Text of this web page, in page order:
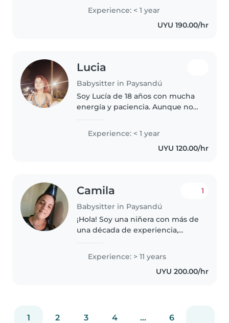
primer año de maestra de
primeria infancia. tengo 20 años
y vivo en Paysandú en una
Experience: < 1 year
UYU 190.00/hr
Lucia
Babysitter in Paysandú
Soy Lucía de 18 años con mucha
energía y paciencia. Aunque no
encanta trabajar con niños, estoy
estudiando para maestra de
primera infancia (MPI) en el..
Experience: < 1 year
UYU 120.00/hr
Camila
Babysitter in Paysandú
1
¡Hola! Soy una niñera con más de
una década de experiencia,
las edades. Como madre,
entiendo la importancia de un
cuidado amoroso y atento. Me
Experience: > 11 years
UYU 200.00/hr
1 2 3 4 ... 6